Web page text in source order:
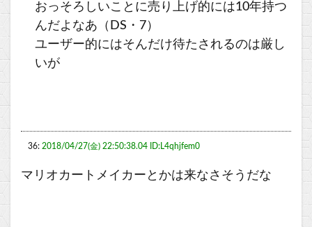
おっそろしいことに売り上げ的には10年持つ
んだよなあ（DS・7）
ユーザー的にはそんだけ待たされるのは厳し
いが
36: 2018/04/27(金) 22:50:38.04 ID:L4qhjfem0
マリオカートメイカーとかは来なさそうだな